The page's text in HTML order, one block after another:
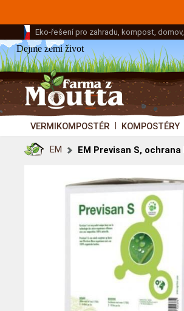
Eko-řešení pro zahradu, kompost,
Dejme zemi život
VERMIKOMPOSTÉR KOMPOSTÉRY
EM EM Previsan S,